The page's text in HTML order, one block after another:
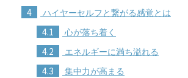
4 ハイヤーセルフと繋がる感覚とは
4.1 心が落ち着く
4.2 エネルギーに満ち溢れる
4.3 集中力が高まる